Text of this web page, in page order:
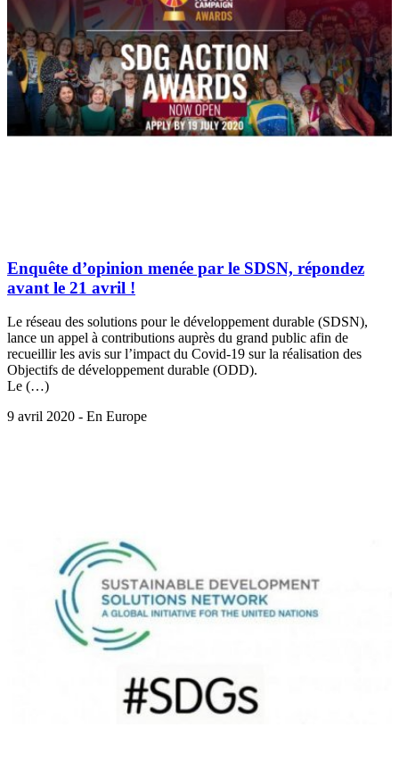
Enquête d’opinion menée par le SDSN, répondez
avant le 21 avril !
Le réseau des solutions pour le développement durable (SDSN),
lance un appel à contributions auprès du grand public afin de
recueillir les avis sur l’impact du Covid-19 sur la réalisation des
Objectifs de développement durable (ODD).
Le (…)
9 avril 2020 - En Europe